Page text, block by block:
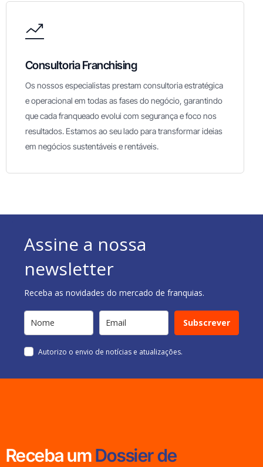
Consultoria Franchising
Os nossos especialistas prestam consultoria estratégica
e operacional em todas as fases do negócio, garantindo
que cada franqueado evolui com segurança e foco nos
resultados. Estamos ao seu lado para transformar ideias
em negócios sustentáveis e rentáveis.
Assine a nossa
newsletter
Receba as novidades do mercado de franquias.
Subscrever
Autorizo o envio de notícias e atualizações.
Receba umDossier de